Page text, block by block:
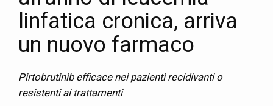
linfatica cronica, arriva
un nuovo farmaco
Pirtobrutinib efficace nei pazienti recidivanti o
resistenti ai trattamenti